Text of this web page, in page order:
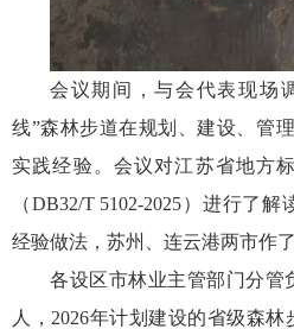
会议期间，与会代表现场
线”森林步道在规划、建设、管
实践经验。会议对江苏省地方
（DB32/T 5102-2025）进行了
经验做法，苏州、连云港两市作了
各设区市林业主管部门分管
人，2026年计划建设的省级森